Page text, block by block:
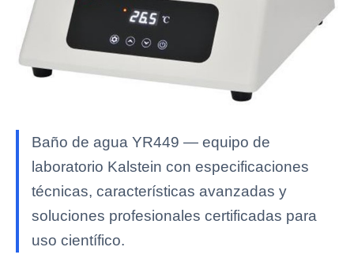
Baño de agua YR449 — equipo de
laboratorio Kalstein con especificaciones
técnicas, características avanzadas y
soluciones profesionales certificadas para
uso científico.